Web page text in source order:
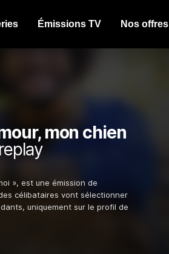
Émissions TV Nos offres
mon chien
», est une émission de
célibataires vont sélectionner
uniquement sur le profil de